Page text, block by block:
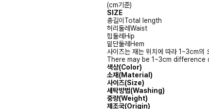
(cm기준)
SIZE
총길이 Total length
허리둘레Waist
힙둘레 Hip
밑단둘레 Hem
사이즈는 재는 위치에 따라 1~3cm의
There may be 1~3cm
색상(Color)
소재(Material)
사이즈(Size)
세탁방법(Washing)
중량(Weight)
제조국(Origin)